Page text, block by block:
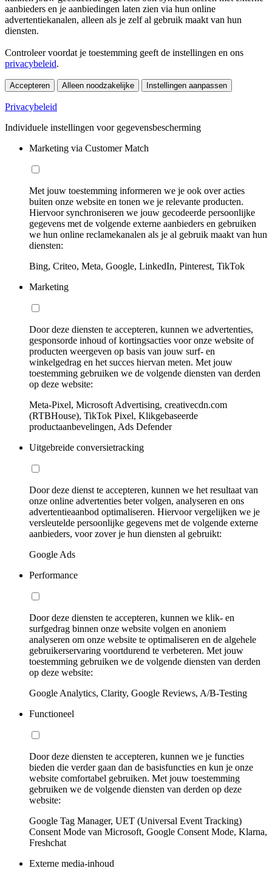
aanbieders en je aanbiedingen laten zien via hun online
advertentiekanalen, alleen als je zelf al gebruik maakt van hun
diensten.
Controleer voordat je toestemming geeft de instellingen en ons
privacybeleid.
Accepteren Alleen noodzakelijke Instellingen aanpassen
Privacybeleid
Individuele instellingen voor gegevensbescherming
Marketing via Customer Match
Met jouw toestemming informeren we je ook over acties
buiten onze website en tonen we je relevante producten.
Hiervoor synchroniseren we jouw gecodeerde persoonlijke
gegevens met de volgende externe aanbieders en gebruiken
we hun online reclamekanalen als je al gebruik maakt van hun
diensten:
Bing, Criteo, Meta, Google, LinkedIn, Pinterest, TikTok
Marketing
Door deze diensten te accepteren, kunnen we advertenties,
gesponsorde inhoud of kortingsacties voor onze website of
producten weergeven op basis van jouw surf- en
winkelgedrag en het succes hiervan meten. Met jouw
toestemming gebruiken we de volgende diensten van derden
op deze website:
Meta-Pixel, Microsoft Advertising, creativecdn.com
(RTBHouse), TikTok Pixel, Klikgebaseerde
productaanbevelingen, Ads Defender
Uitgebreide conversietracking
Door deze dienst te accepteren, kunnen we het resultaat van
onze online advertenties beter volgen, analyseren en ons
advertentieaanbod optimaliseren. Hiervoor vergelijken we je
versleutelde persoonlijke gegevens met de volgende externe
aanbieders, voor zover je hun diensten al gebruikt:
Google Ads
Performance
Door deze diensten te accepteren, kunnen we klik- en
surfgedrag binnen onze website volgen en anoniem
analyseren om onze website te optimaliseren en de algehele
gebruikerservaring voortdurend te verbeteren. Met jouw
toestemming gebruiken we de volgende diensten van derden
op deze website:
Google Analytics, Clarity, Google Reviews, A/B-Testing
Functioneel
Door deze diensten te accepteren, kunnen we je functies
bieden die verder gaan dan de basisfuncties en kun je onze
website comfortabel gebruiken. Met jouw toestemming
gebruiken we de volgende diensten van derden op deze
website:
Google Tag Manager, UET (Universal Event Tracking)
Consent Mode van Microsoft, Google Consent Mode, Klarna,
Freshchat
Externe media-inhoud